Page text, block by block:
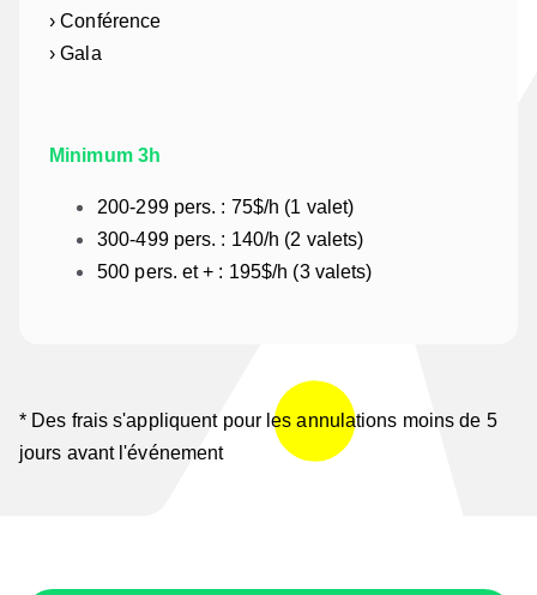
› Conférence
› Gala
Minimum 3h
200-299 pers. : 75$/h (1 valet)
300-499 pers. : 140/h (2 valets)
500 pers. et + : 195$/h (3 valets)
* Des frais s'appliquent pour les annulations moins de 5
jours avant l'événement